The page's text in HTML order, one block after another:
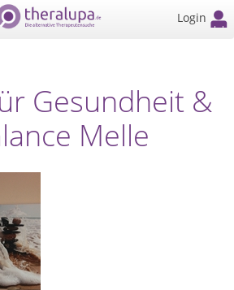
Login
Gesundheit &
Melle